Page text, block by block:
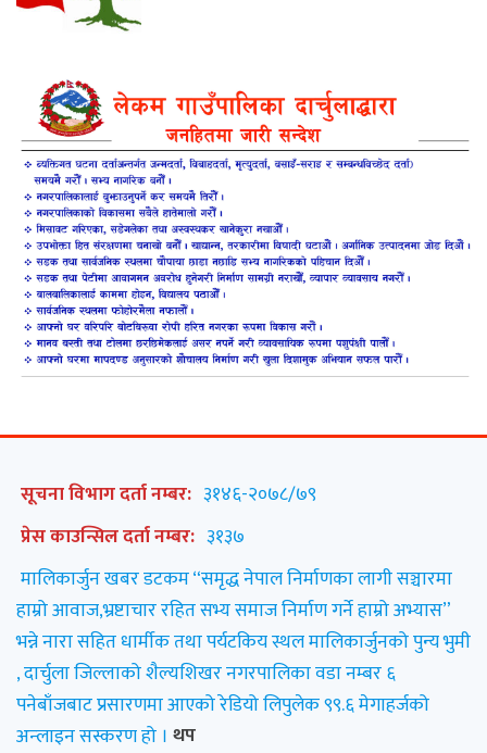
सूचना विभाग दर्ता नम्बर: ३१४६-२०७८/७९
प्रेस काउन्सिल दर्ता नम्बर: ३१३७
मालिकार्जुन खबर डटकम “समृद्ध नेपाल निर्माणका लागी सञ्चारमा
हाम्रो आवाज,भ्रष्टाचार रहित सभ्य समाज निर्माण गर्ने हाम्रो अभ्यास”
भन्ने नारा सहित धार्मीक तथा पर्यटकिय स्थल मालिकार्जुनको पुन्य भुमी
, दार्चुला जिल्लाको शैल्यशिखर नगरपालिका वडा नम्बर ६
पनेबाँजबाट प्रसारणमा आएको रेडियो लिपुलेक ९९.६ मेगाहर्जको
अन्लाइन सस्करण हो । थप